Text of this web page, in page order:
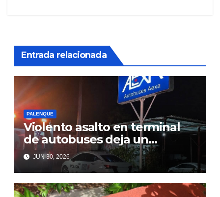
Entrada relacionada
PALENQUE
Violento asalto en terminal
de autobuses deja un
lesionado
JUN 30, 2026